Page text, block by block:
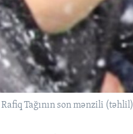
Rafiq Tağının son mənzili (təhlil)